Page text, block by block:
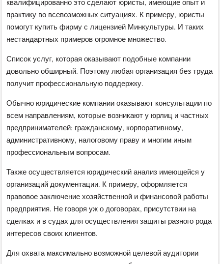
практику во всевозможных ситуациях. К примеру, юристы
помогут купить фирму с лицензией Минкультуры. И таких
нестандартных примеров огромное множество.
Список услуг, которая оказывают подобные компании
довольно обширный. Поэтому любая организация без труда
получит профессиональную поддержку.
Обычно юридические компании оказывают консультации по
всем направлениям, которые возникают у юрлиц и частных
предпринимателей: гражданскому, корпоративному,
административному, налоговому праву и многим иным
профессиональным вопросам.
Также осуществляется юридический анализ имеющейся у
организаций документации. К примеру, оформляется
правовое заключение хозяйственной и финансовой работы
предприятия. Не говоря уж о договорах, присутствии на
сделках и в судах для осуществления защиты разного рода
интересов своих клиентов.
Для охвата максимально возможной целевой аудитории